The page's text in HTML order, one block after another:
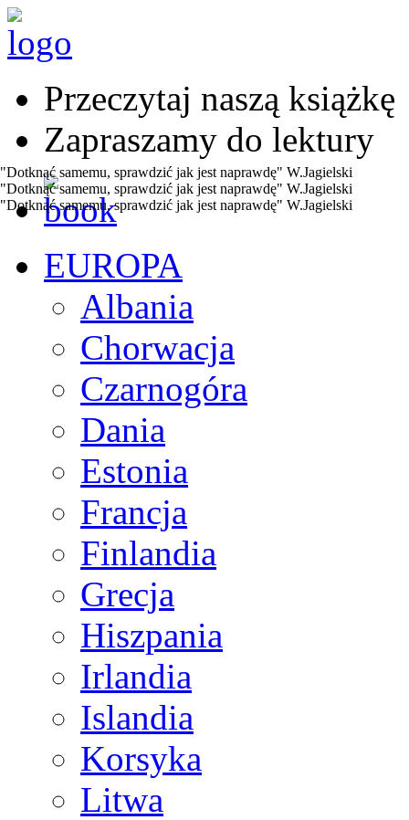
Przeczytaj naszą książkę
Zapraszamy do lektury
EUROPA
Albania
Chorwacja
Czarnogóra
Dania
Estonia
Francja
Finlandia
Grecja
Hiszpania
Irlandia
Islandia
Korsyka
Litwa
"Dotknąć samemu, sprawdzić jak jest naprawdę" W.Jagielski
"Dotknąć samemu, sprawdzić jak jest naprawdę" W.Jagielski
"Dotknąć samemu, sprawdzić jak jest naprawdę" W.Jagielski